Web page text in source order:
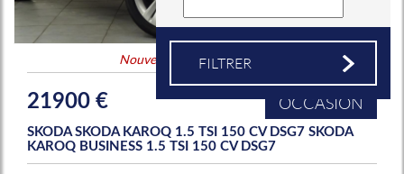
Nouveauté Coup de coeur
21900 € OCCASION
SKODA SKODA KAROQ 1.5 TSI 150 CV DSG7 SKODA
KAROQ BUSINESS 1.5 TSI 150 CV DSG7